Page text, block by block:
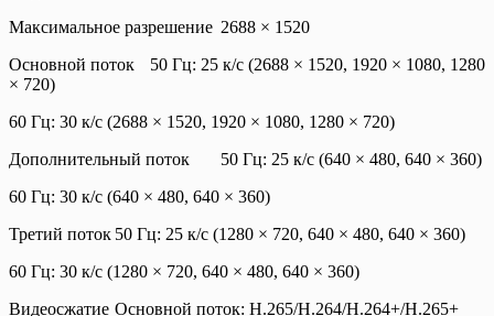
Максимальное разрешение 2688 × 1520
Основной поток
50 Гц: 25 к/с (2688 × 1520, 1920 × 1080, 1280
× 720)
60 Гц: 30 к/с (2688 × 1520, 1920 × 1080, 1280 × 720)
Дополнительный поток
50 Гц: 25 к/с (640 × 480, 640 × 360)
60 Гц: 30 к/с (640 × 480, 640 × 360)
Третий поток 50 Гц: 25 к/с (1280 × 720, 640 × 480, 640 × 360)
60 Гц: 30 к/с (1280 × 720, 640 × 480, 640 × 360)
Видеосжатие Основной поток: H.265/H.264/H.264+/H.265+